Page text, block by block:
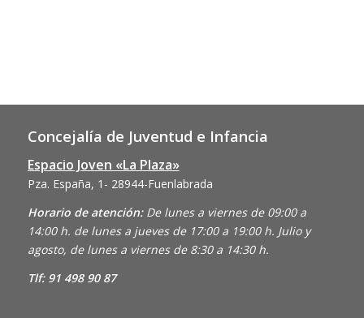
Concejalía de Juventud e Infancia
Espacio Joven «La Plaza»
Pza. España, 1- 28944-Fuenlabrada
Horario de atención: De lunes a viernes de 09:00 a
14:00 h. de lunes a jueves de 17:00 a 19:00 h. Julio y
agosto, de lunes a viernes de 8:30 a 14:30 h.
Tlf: 91 498 90 87